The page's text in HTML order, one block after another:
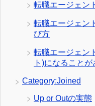
転職エージェン
転職エージェン
び方
転職エージェン
ト)になること
Category:Joined
Up or Outの実態